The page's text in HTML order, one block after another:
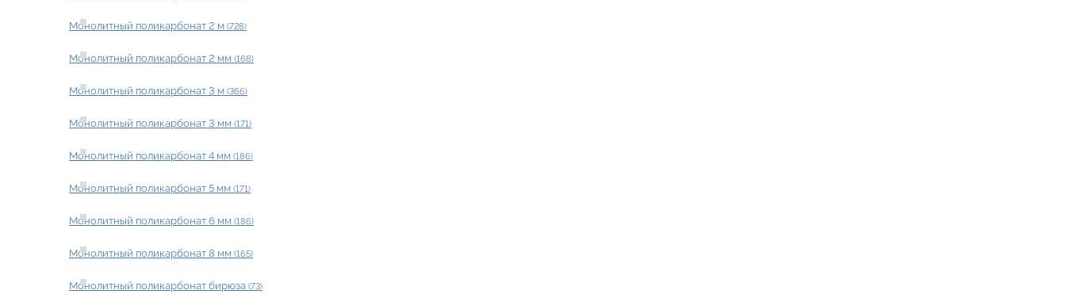
Монолитный поликарбонат 2 м (728)
Монолитный поликарбонат 2 мм (168)
Монолитный поликарбонат 3 м (366)
Монолитный поликарбонат 3 мм (171)
Монолитный поликарбонат 4 мм (186)
Монолитный поликарбонат 5 мм (171)
Монолитный поликарбонат 6 мм (186)
Монолитный поликарбонат 8 мм (165)
Монолитный поликарбонат бирюза (73)